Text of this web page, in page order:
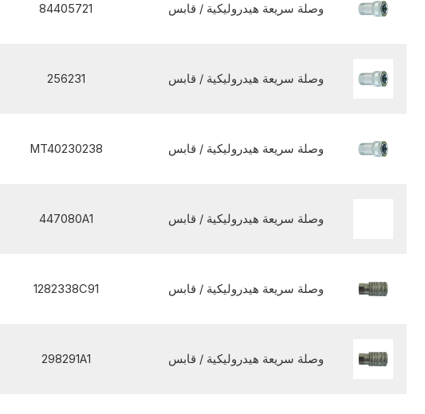
وصلة سريعة هيدروليكية / قابس 84405721
وصلة سريعة هيدروليكية / قابس 256231
وصلة سريعة هيدروليكية / قابس MT40230238
وصلة سريعة هيدروليكية / قابس 447080A1
وصلة سريعة هيدروليكية / قابس 1282338C91
وصلة سريعة هيدروليكية / قابس 298291A1